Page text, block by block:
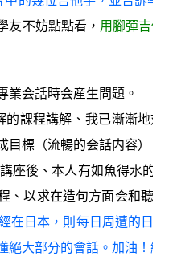
友不妨點點看， 用腳彈吉他
業会話時会産生問題。
的課程講解、我已漸漸地
標（流暢的会話内容）。
座後、本人有如魚得水的
、以求在造句方面会和聽
在日本，則每日周遭的日
絕大部分的會話。加油！繼